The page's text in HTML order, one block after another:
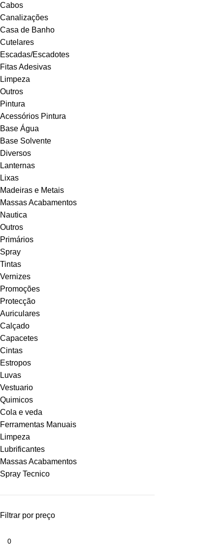
Cabos
Canalizações
Casa de Banho
Cutelares
Escadas/Escadotes
Fitas Adesivas
Limpeza
Outros
Pintura
Acessórios Pintura
Base Água
Base Solvente
Diversos
Lanternas
Lixas
Madeiras e Metais
Massas Acabamentos
Nautica
Outros
Primários
Spray
Tintas
Vernizes
Promoções
Protecção
Auriculares
Calçado
Capacetes
Cintas
Estropos
Luvas
Vestuario
Quimicos
Cola e veda
Ferramentas Manuais
Limpeza
Lubrificantes
Massas Acabamentos
Spray Tecnico
Filtrar por preço